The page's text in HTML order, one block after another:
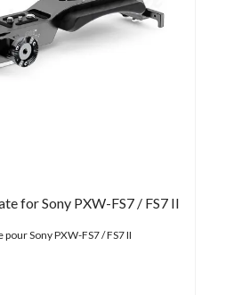
for Sony PXW-FS7 / FS7 II
pour Sony PXW-FS7 / FS7 II